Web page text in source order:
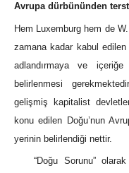
Avrupa dürbününden
Hem Luxemburg hem de
zamana kadar kabul edilen
adlandırmaya ve
belirlenmesi
gelişmiş kapitalist
konu edilen Doğu’nun
yerinin belirlendiği nettir.
“Doğu Sorunu”